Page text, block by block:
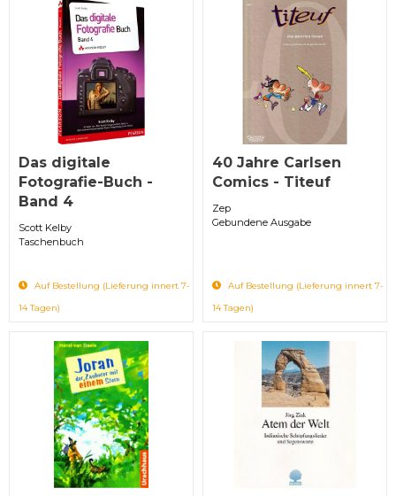
Das digitale
Fotografie-Buch -
Band 4
Scott Kelby
Taschenbuch
Auf Bestellung (Lieferung innert 7-
14 Tagen)
40 Jahre Carlsen
Comics - Titeuf
Zep
Gebundene Ausgabe
Auf Bestellung (Lieferung innert 7-
14 Tagen)